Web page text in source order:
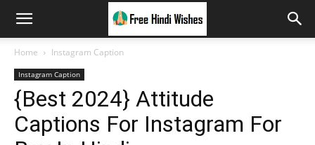
Home Instagram Caption
Instagram Caption
{Best 2024} Attitude
Captions For Instagram For